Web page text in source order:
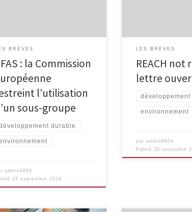
cfr. RTBF
BRÈVES
: la Commission
l’utilisation
sous-groupe
durable
admin9854
23 septembre 2024
européenne du
[…]
LES BRÈVES
REACH not
lettre
développement
environnement
par admin9854
Publié 20 novembre